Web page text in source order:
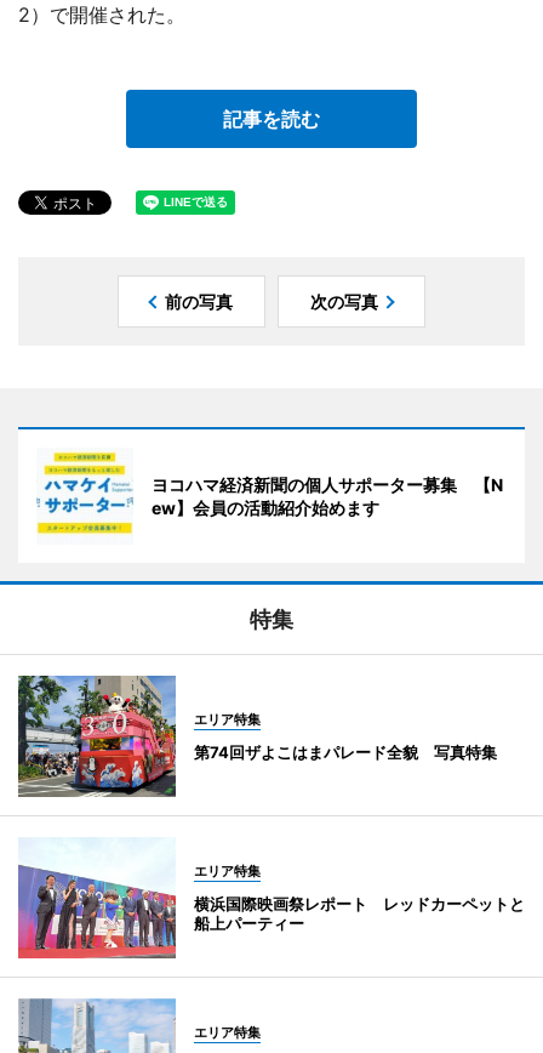
2）で開催された。
記事を読む
前の写真 次の写真
ヨコハマ経済新聞の個人サポーター募集 【N
ew】会員の活動紹介始めます
特集
エリア特集
第74回ザよこはまパレード全貌 写真特集
エリア特集
横浜国際映画祭レポート レッドカーペットと
船上パーティー
エリア特集